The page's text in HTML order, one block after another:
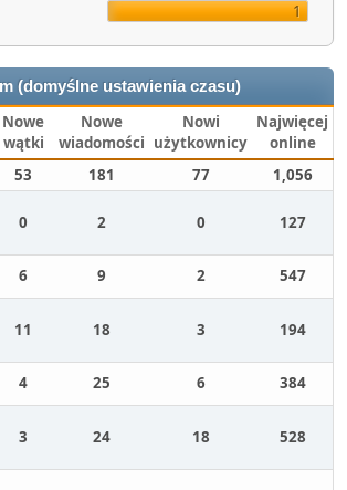
1
(domyślne ustawienia czasu)
Nowe
wątki
Nowe
wiadomości
Nowi
użytkownicy
Najwięcej
online
53 181 77 1,056
0 2 0 127
6 9 2 547
11 18 3 194
4 25 6 384
3 24 18 528